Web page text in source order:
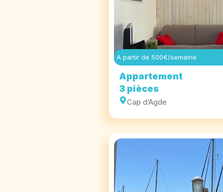
A partir de 500€/semaine
Appartement
3 pièces
Cap d’Agde